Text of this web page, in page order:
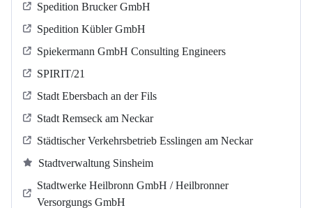
Spedition Brucker GmbH
Spedition Kübler GmbH
Spiekermann GmbH Consulting Engineers
SPIRIT/21
Stadt Ebersbach an der Fils
Stadt Remseck am Neckar
Städtischer Verkehrsbetrieb Esslingen am Neckar
Stadtverwaltung Sinsheim
Stadtwerke Heilbronn GmbH / Heilbronner
Versorgungs GmbH